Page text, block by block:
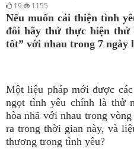
19
1155
Nếu muốn cải thiện tình
đôi hãy thử thực hiện thử
tốt” với nhau trong 7 ngày
Một liệu pháp mới được
ngọt tình yêu chính là thử
hòa nhã với nhau trong
ra trong thời gian này, và
thương trong tình yêu?